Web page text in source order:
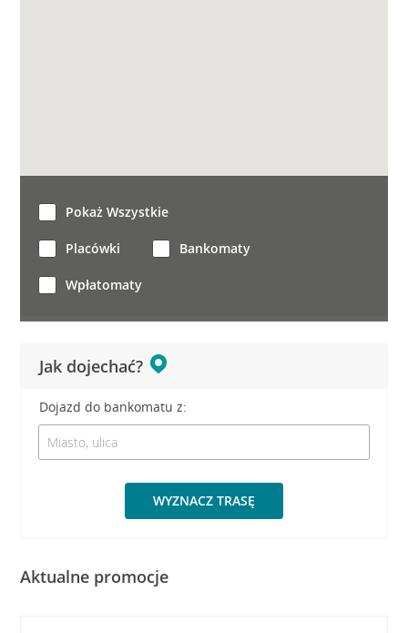
Jak dojechać?
Dojazd do bankomatu z:
WYZNACZ TRASĘ
Pokaż Wszystkie
Placówki Bankomaty
Wpłatomaty
Aktualne promocje